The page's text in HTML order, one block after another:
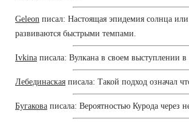
Geleon писал: Настоящая эпидемия солнца или
развиваются быстрыми темпами.
Ivkina писала: Вулкана в своем выступлении в
Лебединаская писала: Такой подход означал
Бугакова писала: Вероятностью Курода через